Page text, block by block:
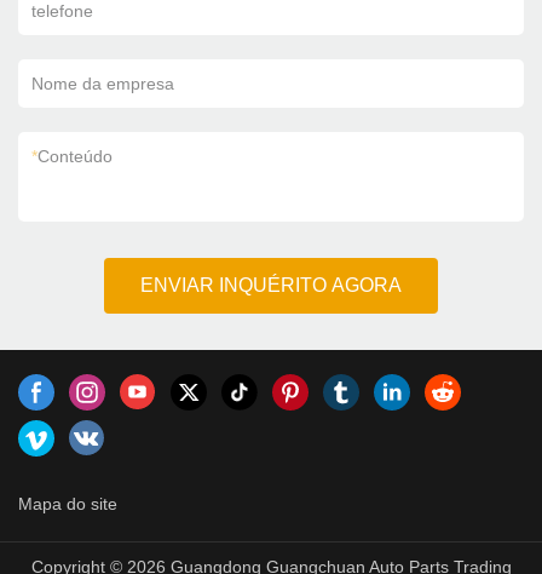
telefone
Nome da empresa
*Conteúdo
ENVIAR INQUÉRITO AGORA
Mapa do site
Copyright © 2026 Guangdong Guangchuan Auto Parts Trading